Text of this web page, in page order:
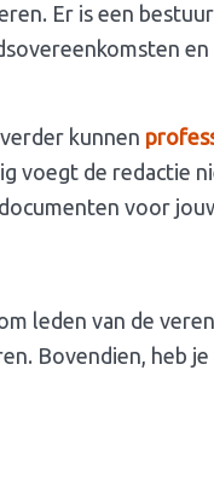
Er is een
kunnen
de redactie
voor
leden van de
Bovendien, heb